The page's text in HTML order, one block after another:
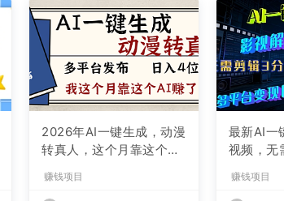
2026年AI一键生成，动漫
转真人，这个月靠这个AI
赚钱项目
最新AI一
视频，无
现日入
赚钱项目